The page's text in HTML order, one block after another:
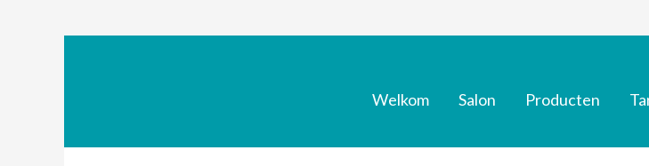
Welkom Salon Producten